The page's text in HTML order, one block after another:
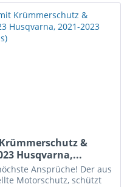
&
Husqvarna,...
Ansprüche! Der aus
Motorschutz, schützt